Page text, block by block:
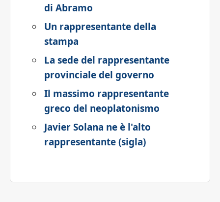
di Abramo
Un rappresentante della
stampa
La sede del rappresentante
provinciale del governo
Il massimo rappresentante
greco del neoplatonismo
Javier Solana ne è l'alto
rappresentante (sigla)